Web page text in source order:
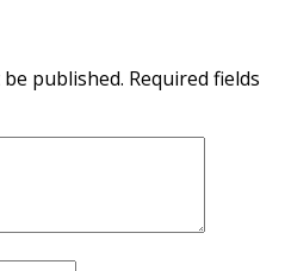
published. Required fields